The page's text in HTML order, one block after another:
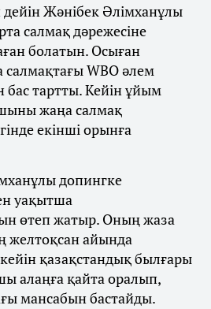
дейін Жәнібек Әлімханұлы
салмақ дәрежесіне
болатын. Осыған
WBO әлем
тартты. Кейін ұйым
жаңа салмақ
екінші орынға
допингке
уақытша
өтеп жатыр. Оның жаза
желтоқсан айында
қазақстандық былғары
алаңға қайта оралып,
мансабын бастайды.